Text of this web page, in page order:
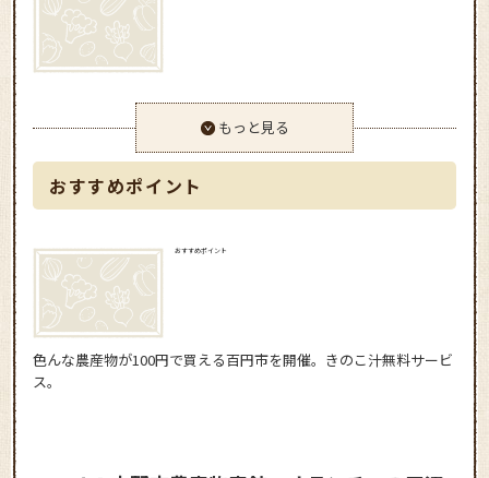
もっと見る
おすすめポイント
おすすめポイント
色んな農産物が100円で買える百円市を開催。きのこ汁無料サービ
ス。